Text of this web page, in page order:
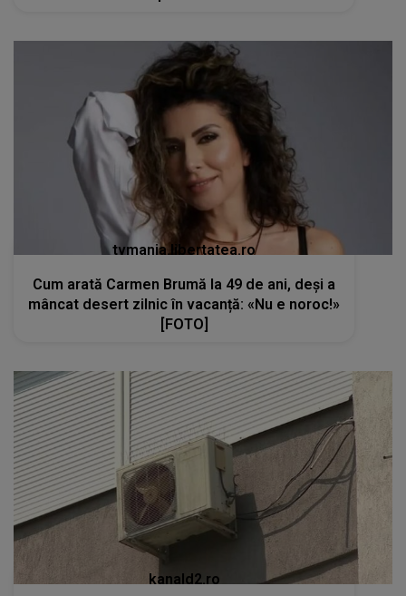
tvmania.libertatea.ro
Cum arată Carmen Brumă la 49 de ani, deși a
mâncat desert zilnic în vacanță: «Nu e noroc!»
[FOTO]
kanald2.ro